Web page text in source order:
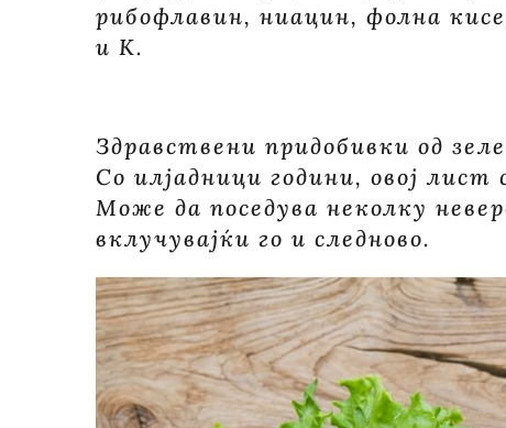
рибофлавин, ниацин, фолна
и К.
Здравствени придобивки од
Со илјадници години, овој лист
Може да поседува неколку
вклучувајќи го и следново.